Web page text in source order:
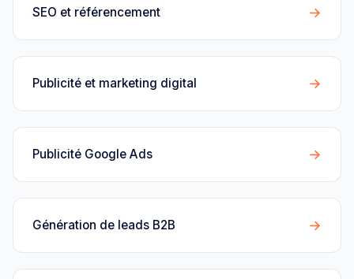
SEO et référencement →
Publicité et marketing digital →
Publicité Google Ads →
Génération de leads B2B →